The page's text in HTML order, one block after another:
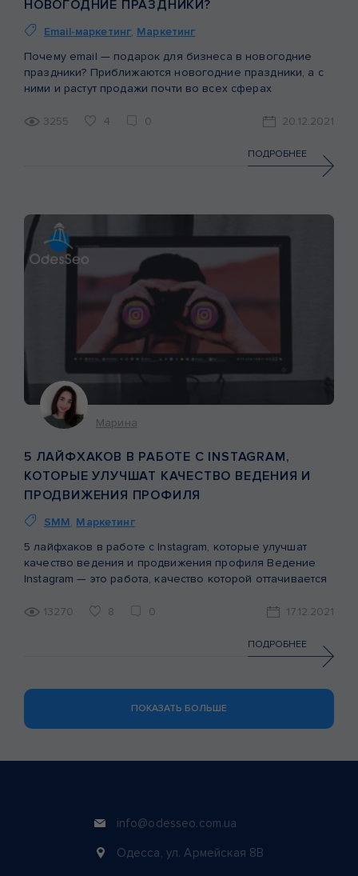
НОВОГОДНИЕ ПРАЗДНИКИ?
Email-маркетинг, Маркетинг
Почему email — подарок для бизнеса в новогодние
праздники? Приближаются новогодние праздники, а с
ними и растут продажи почти во всех сферах
подарки, наряд, купить билеты куда-то (в отпуск или в
в основном не уникальны, а это значит, что […]
3255 4 0 20.12.2021
ПОДРОБНЕЕ
Марина
5 ЛАЙФХАКОВ В РАБОТЕ С INSTAGRAM,
КОТОРЫЕ УЛУЧШАТ КАЧЕСТВО ВЕДЕНИЯ И
ПРОДВИЖЕНИЯ ПРОФИЛЯ
SMM, Маркетинг
5 лайфхаков в работе с Instagram, которые улучшат
качество ведения и продвижения профиля Ведение
Instagram — это работа, качество которой оттачивается
делиться. Мы люди не жадные, поэтому решили
когда-то помогли и продолжают помогать нам в работе
13270 8 0 17.12.2021
ПОДРОБНЕЕ
ПОКАЗАТЬ БОЛЬШЕ
info@odesseo.com.ua
Одесса, ул. Армейская 8В